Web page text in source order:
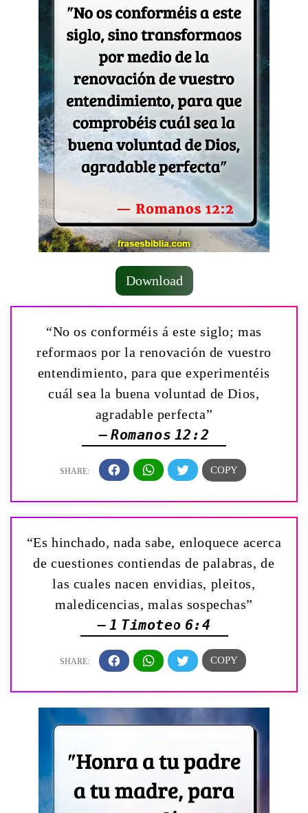
Download
“No os conforméis á este siglo; mas
reformaos por la renovación de vuestro
entendimiento, para que experimentéis
cuál sea la buena voluntad de Dios,
agradable perfecta”
— Romanos 12:2
“Es hinchado, nada sabe, enloquece acerca
de cuestiones contiendas de palabras, de
las cuales nacen envidias, pleitos,
maledicencias, malas sospechas”
— 1 Timoteo 6:4